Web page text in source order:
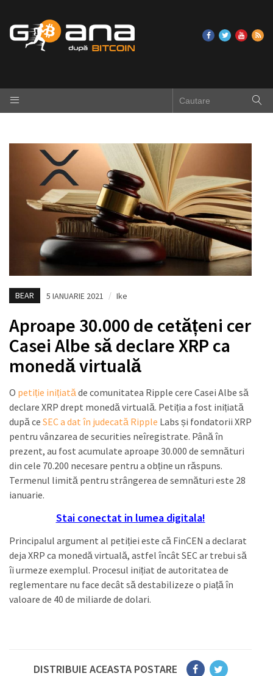
BEAR 5 IANUARIE 2021 / Ike
Aproape 30.000 de cetățeni cer
Casei Albe să declare XRP ca
monedă virtuală
O petiție inițiată de comunitatea Ripple cere Casei Albe să
declare XRP drept monedă virtuală. Petiția a fost inițiată
după ce SEC a dat în judecată Ripple Labs și fondatorii XRP
pentru vânzarea de securities neîregistrate. Până în
prezent, au fost acumulate aproape 30.000 de semnături
din cele 70.200 necesare pentru a obține un răspuns.
Termenul limită pentru strângerea de semnături este 28
ianuarie.
Stai conectat in lumea digitala!
Principalul argument al petiției este că FinCEN a declarat
deja XRP ca monedă virtuală, astfel încât SEC ar trebui să
îi urmeze exemplul. Procesul inițiat de autoritatea de
reglementare nu face decât să destabilizeze o piață în
valoare de 40 de miliarde de dolari.
DISTRIBUIE ACEASTA POSTARE